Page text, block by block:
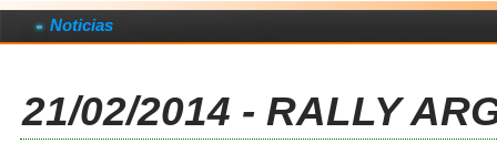
Noticias
21/02/2014 - RALLY